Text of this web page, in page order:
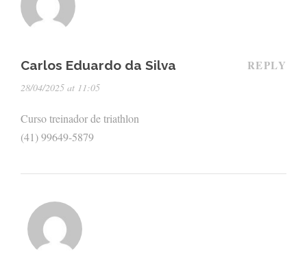
Carlos Eduardo da Silva
28/04/2025 at 11:05
REPLY
Curso treinador de triathlon
(41) 99649-5879